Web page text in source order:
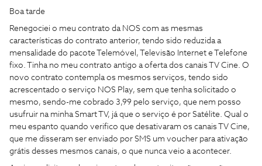
Boa tarde
Renegociei o meu contrato da NOS com as mesmas
características do contrato anterior, tendo sido reduzida a
mensalidade do pacote Telemóvel, Televisão Internet e Telefone
fixo. Tinha no meu contrato antigo a oferta dos canais TV Cine. O
novo contrato contempla os mesmos serviços, tendo sido
acrescentado o serviço NOS Play, sem que tenha solicitado o
mesmo, sendo-me cobrado 3,99 pelo serviço, que nem posso
usufruir na minha Smart TV, já que o serviço é por Satélite. Qual o
meu espanto quando verifico que desativaram os canais TV Cine,
que me disseram ser enviado por SMS um voucher para ativação
grátis desses mesmos canais, o que nunca veio a acontecer.